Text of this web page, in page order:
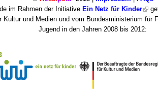
im Rahmen der Initiative Ein Netz für Kinder
Kultur und Medien und vom Bundesministerium für
Jugend in den Jahren 2008 bis 2012: